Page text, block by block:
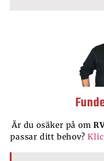
Är du osäker på om
passar ditt behov?